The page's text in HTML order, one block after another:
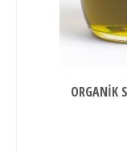
ORGANIK